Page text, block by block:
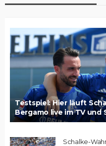
Testspiel: Hier läuft
Bergamo live im TV und
Schalke-